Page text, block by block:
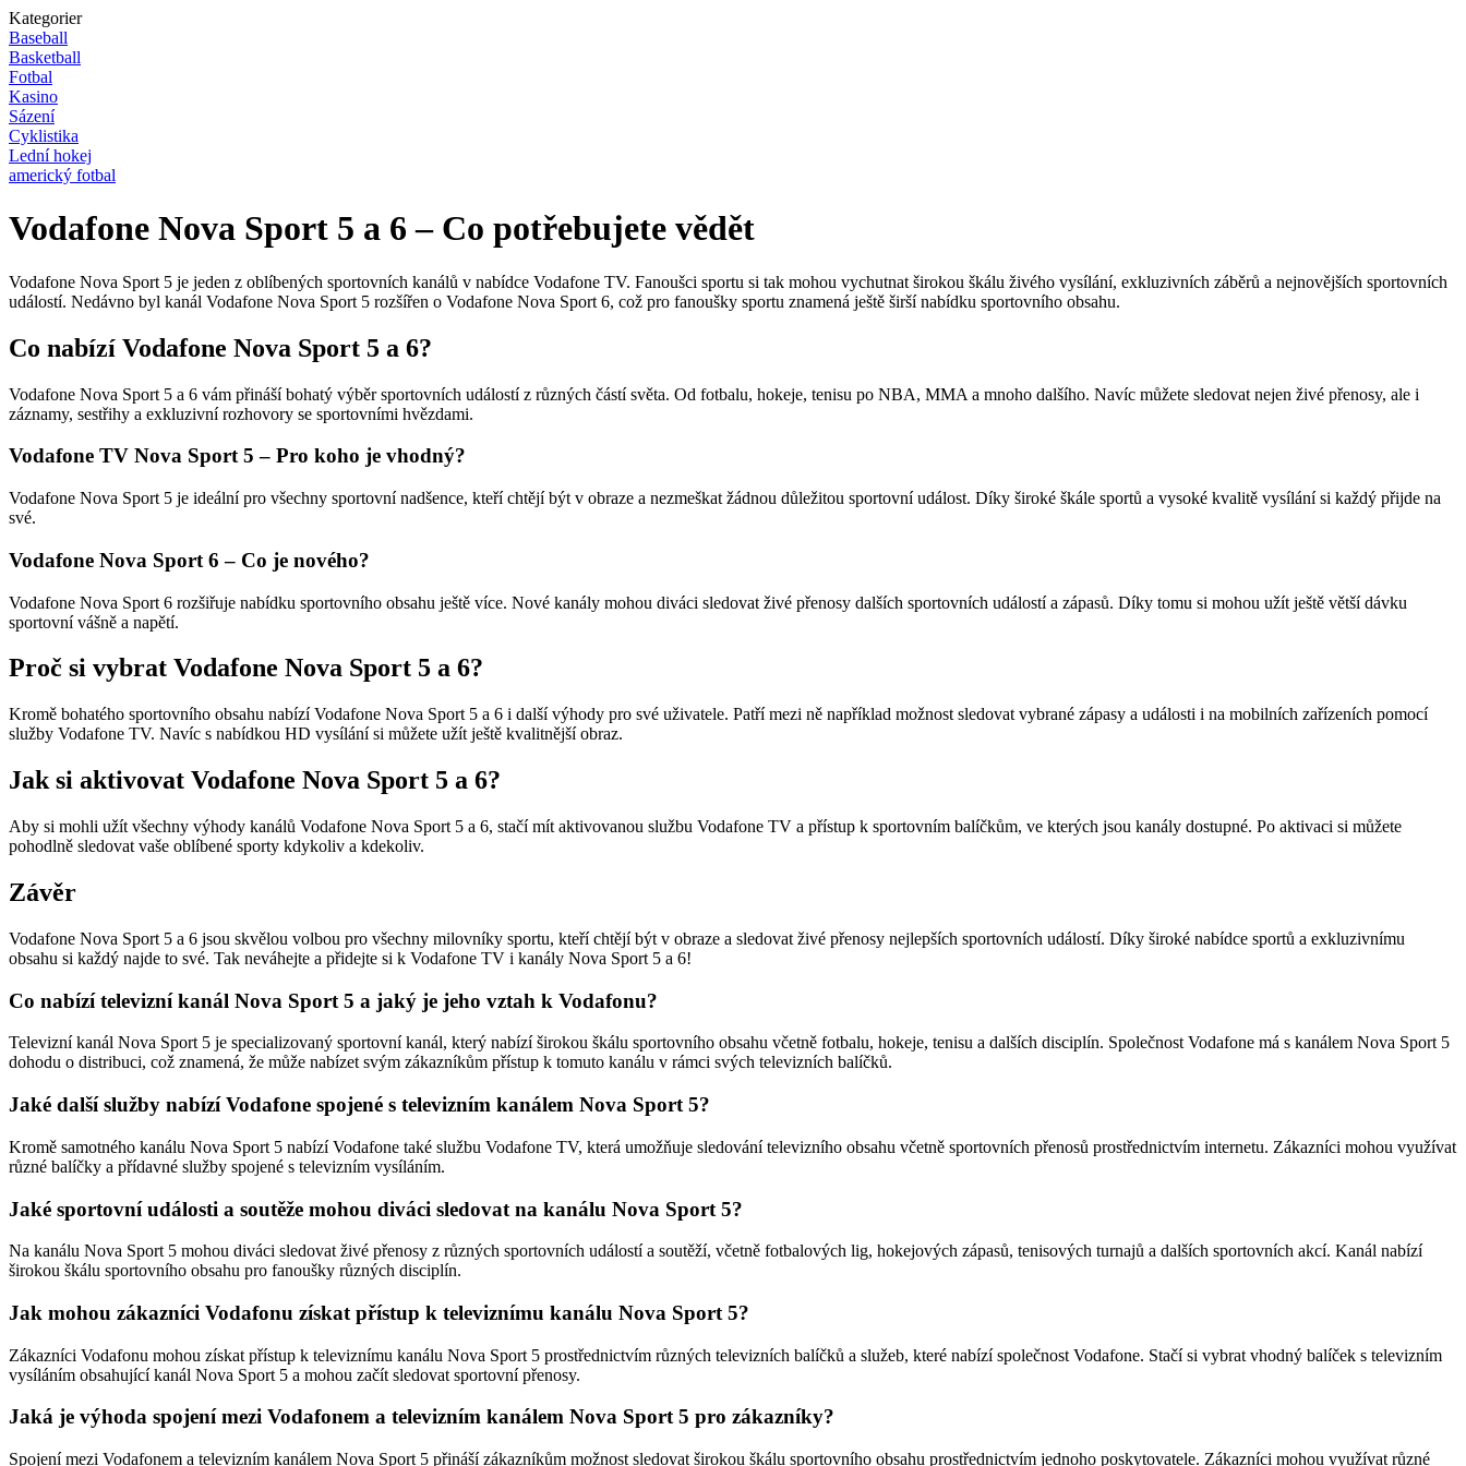
Kategorier
Baseball
Basketball
Fotbal
Kasino
Sázení
Cyklistika
Lední hokej
americký fotbal
Vodafone Nova Sport 5 a 6 – Co potřebujete vědět
Vodafone Nova Sport 5 je jeden z oblíbených sportovních kanálů v nabídce Vodafone TV. Fanoušci sportu si tak mohou vychutnat širokou škálu živého vysílání, exkluzivních záběrů a nejnovějších sportovních
událostí. Nedávno byl kanál Vodafone Nova Sport 5 rozšířen o Vodafone Nova Sport 6, což pro fanoušky sportu znamená ještě širší nabídku sportovního obsahu.
Co nabízí Vodafone Nova Sport 5 a 6?
Vodafone Nova Sport 5 a 6 vám přináší bohatý výběr sportovních událostí z různých částí světa. Od fotbalu, hokeje, tenisu po NBA, MMA a mnoho dalšího. Navíc můžete sledovat nejen živé přenosy, ale i
záznamy, sestřihy a exkluzivní rozhovory se sportovními hvězdami.
Vodafone TV Nova Sport 5 – Pro koho je vhodný?
Vodafone Nova Sport 5 je ideální pro všechny sportovní nadšence, kteří chtějí být v obraze a nezmeškat žádnou důležitou sportovní událost. Díky široké škále sportů a vysoké kvalitě vysílání si každý přijde na
své.
Vodafone Nova Sport 6 – Co je nového?
Vodafone Nova Sport 6 rozšiřuje nabídku sportovního obsahu ještě více. Nové kanály mohou diváci sledovat živé přenosy dalších sportovních událostí a zápasů. Díky tomu si mohou užít ještě větší dávku
sportovní vášně a napětí.
Proč si vybrat Vodafone Nova Sport 5 a 6?
Kromě bohatého sportovního obsahu nabízí Vodafone Nova Sport 5 a 6 i další výhody pro své uživatele. Patří mezi ně například možnost sledovat vybrané zápasy a události i na mobilních zařízeních pomocí
služby Vodafone TV. Navíc s nabídkou HD vysílání si můžete užít ještě kvalitnější obraz.
Jak si aktivovat Vodafone Nova Sport 5 a 6?
Aby si mohli užít všechny výhody kanálů Vodafone Nova Sport 5 a 6, stačí mít aktivovanou službu Vodafone TV a přístup k sportovním balíčkům, ve kterých jsou kanály dostupné. Po aktivaci si můžete
pohodlně sledovat vaše oblíbené sporty kdykoliv a kdekoliv.
Závěr
Vodafone Nova Sport 5 a 6 jsou skvělou volbou pro všechny milovníky sportu, kteří chtějí být v obraze a sledovat živé přenosy nejlepších sportovních událostí. Díky široké nabídce sportů a exkluzivnímu
obsahu si každý najde to své. Tak neváhejte a přidejte si k Vodafone TV i kanály Nova Sport 5 a 6!
Co nabízí televizní kanál Nova Sport 5 a jaký je jeho vztah k Vodafonu?
Televizní kanál Nova Sport 5 je specializovaný sportovní kanál, který nabízí širokou škálu sportovního obsahu včetně fotbalu, hokeje, tenisu a dalších disciplín. Společnost Vodafone má s kanálem Nova Sport 5
dohodu o distribuci, což znamená, že může nabízet svým zákazníkům přístup k tomuto kanálu v rámci svých televizních balíčků.
Jaké další služby nabízí Vodafone spojené s televizním kanálem Nova Sport 5?
Kromě samotného kanálu Nova Sport 5 nabízí Vodafone také službu Vodafone TV, která umožňuje sledování televizního obsahu včetně sportovních přenosů prostřednictvím internetu. Zákazníci mohou využívat
různé balíčky a přídavné služby spojené s televizním vysíláním.
Jaké sportovní události a soutěže mohou diváci sledovat na kanálu Nova Sport 5?
Na kanálu Nova Sport 5 mohou diváci sledovat živé přenosy z různých sportovních událostí a soutěží, včetně fotbalových lig, hokejových zápasů, tenisových turnajů a dalších sportovních akcí. Kanál nabízí
širokou škálu sportovního obsahu pro fanoušky různých disciplín.
Jak mohou zákazníci Vodafonu získat přístup k televiznímu kanálu Nova Sport 5?
Zákazníci Vodafonu mohou získat přístup k televiznímu kanálu Nova Sport 5 prostřednictvím různých televizních balíčků a služeb, které nabízí společnost Vodafone. Stačí si vybrat vhodný balíček s televizním
vysíláním obsahující kanál Nova Sport 5 a mohou začít sledovat sportovní přenosy.
Jaká je výhoda spojení mezi Vodafonem a televizním kanálem Nova Sport 5 pro zákazníky?
Spojení mezi Vodafonem a televizním kanálem Nova Sport 5 přináší zákazníkům možnost sledovat širokou škálu sportovního obsahu prostřednictvím jednoho poskytovatele. Zákazníci mohou využívat různé